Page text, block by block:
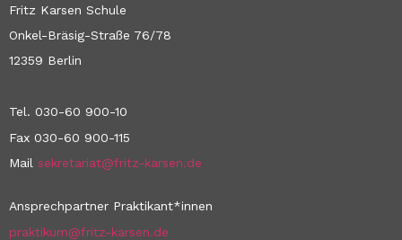
Fritz Karsen Schule
Onkel-Bräsig-Straße 76/78
12359 Berlin
Tel. 030-60 900-10
Fax 030-60 900-115
Mail sekretariat@fritz-karsen.de
Ansprechpartner Praktikant*innen
praktikum@fritz-karsen.de